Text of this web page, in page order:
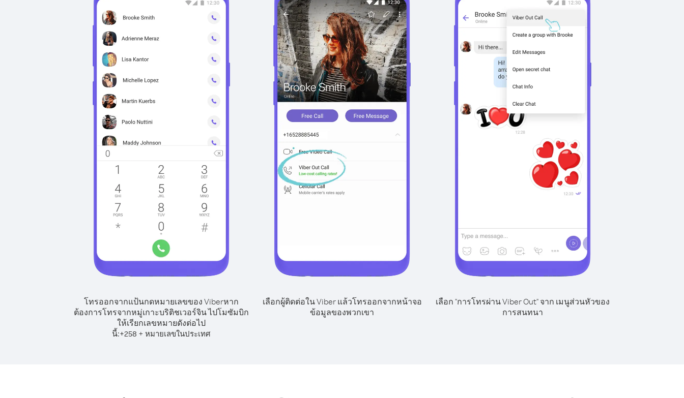
โทรออกจากแป้นกดหมายเลขของ Viberหาก
ต้องการโทรจากหมู่เกาะบริติชเวอร์จิน ไปโมซัมบิก
ให้เรียกเลขหมายดังต่อไป
นี้:+258 + หมายเลขในประเทศ
เลือกผู้ติดต่อใน Viber แล้วโทรออกจากหน้าจอ
ข้อมูลของพวกเขา
เลือก "การโทรผ่าน Viber Out" จาก เมนูส่วนหัวของ
การสนทนา